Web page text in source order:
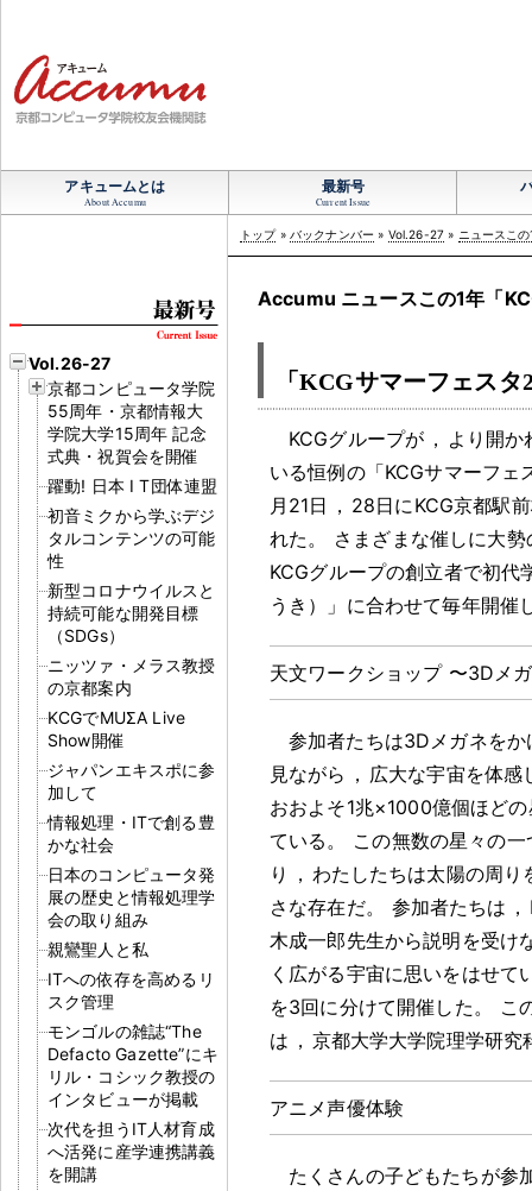
アキュームとは
About Accumu
最新号
Current Issue
Vol.26-27
京都コンピュータ学院
55周年・京都情報大
学院大学15周年 記念
式典・祝賀会を開催
躍動! 日本 I T団体連盟
初音ミクから学ぶデジ
タルコンテンツの可能
性
新型コロナウイルスと
持続可能な開発目標
（SDGs）
ニッツァ・メラス教授
の京都案内
KCGでMUΣA Live
Show開催
ジャパンエキスポに参
加して
情報処理・ITで創る豊
かな社会
日本のコンピュータ発
展の歴史と情報処理学
会の取り組み
親鸞聖人と私
ITへの依存を高めるリ
スク管理
モンゴルの雑誌“The
Defacto Gazette”にキ
リル・コシック教授の
インタビューが掲載
次代を担うIT人材育成
へ活発に産学連携講義
を開講
トップ» バックナンバー » Vol.26-27 » ニュースこ
Accumu ニュースこの1年「
「KCGサマーフェスタ
KCGグループが ， より開か
いる恒例の「KCGサマーフ
月21日 ， 28日にKCG京都駅
れた 。
さまざまな催しに大
KCGグループの創立者で初
うき）」に合わせて毎年開催
天文ワークショップ 〜3Dメ
参加者たちは3Dメガネを
見ながら ， 広大な宇宙を体感
おおよそ1兆×1000億個ほど
ている 。
この無数の星々の
り
， わたしたちは太陽の周り
さな存在だ。 参加者たちは ，
木成一郎先生から説明を受け
く広がる宇宙に思いをはせて
を3回に分けて開催した 。
こ
は ， 京都大学大学院理学研
アニメ声優体験
たくさんの子どもたちが参